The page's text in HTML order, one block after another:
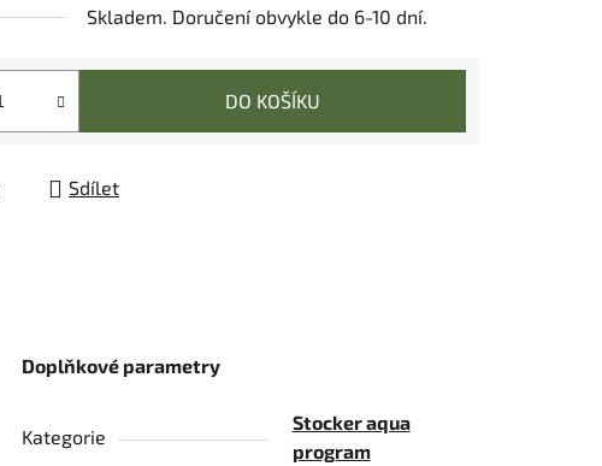
Skladem. Doručení obvykle do 6-10 dní.
DO KOŠÍKU
Sdílet
Doplňkové parametry
Kategorie
Stocker aqua
program